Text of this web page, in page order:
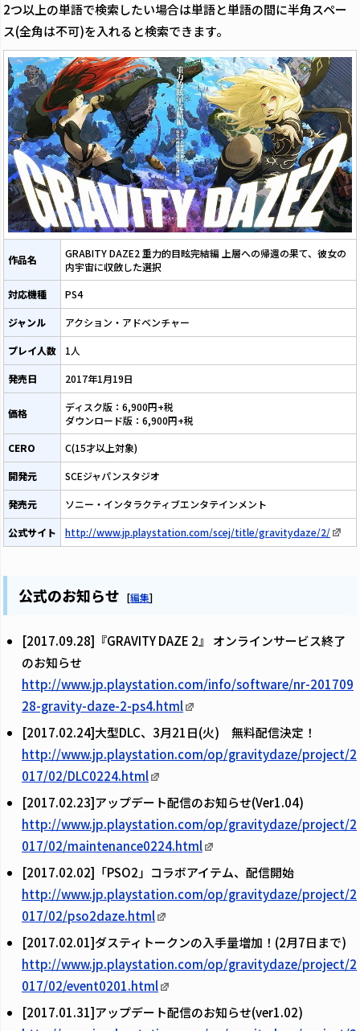
2つ以上の単語で検索したい場合は単語と単語の間に半角スペー
ス(全角は不可)を入れると検索できます。
作品名
GRABITY DAZE2 重力的目眩完結編 上層への帰還の果て、彼女の
内宇宙に収斂した選択
対応機種
PS4
ジャンル アクション・アドベンチャー
プレイ人数 1人
発売日 2017年1月19日
価格
ディスク版：6,900円+税
ダウンロード版：6,900円+税
CERO
C(15才以上対象)
開発元 SCEジャパンスタジオ
発売元 ソニー・インタラクティブエンタテインメント
公式サイト http://www.jp.playstation.com/scej/title/gravitydaze/2/
公式のお知らせ [編集]
[2017.09.28]『GRAVITY DAZE 2』 オンラインサービス終了
のお知らせ
http://www.jp.playstation.com/info/software/nr-201709
28-gravity-daze-2-ps4.html
[2017.02.24]大型DLC、3月21日(火) 無料配信決定！
http://www.jp.playstation.com/op/gravitydaze/project/2
017/02/DLC0224.html
[2017.02.23]アップデート配信のお知らせ(Ver1.04)
http://www.jp.playstation.com/op/gravitydaze/project/2
017/02/maintenance0224.html
[2017.02.02]「PSO2」コラボアイテム、配信開始
http://www.jp.playstation.com/op/gravitydaze/project/2
017/02/pso2daze.html
[2017.02.01]ダスティトークンの入手量増加！(2月7日まで)
http://www.jp.playstation.com/op/gravitydaze/project/2
017/02/event0201.html
[2017.01.31]アップデート配信のお知らせ(ver1.02)